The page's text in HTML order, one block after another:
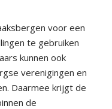
voor een
te gebruiken
kunnen ook
verenigingen en
Daarmee krijgt de
de